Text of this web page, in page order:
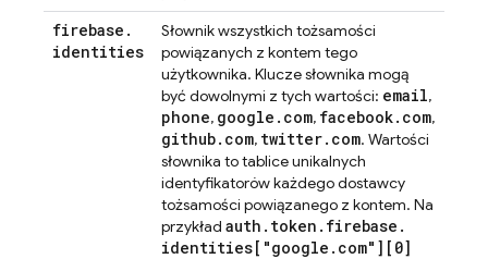
firebase .
identities
Słownik wszystkich tożsamości
powiązanych z kontem tego
użytkownika. Klucze słownika mogą
być dowolnymi z tych wartości: email,
phone, google . com, facebook. com,
github. com, twitter. com. Wartości
słownika to tablice unikalnych
identyfikatorów każdego dostawcy
tożsamości powiązanego z kontem. Na
przykład auth . token . firebase .
identities["google . com"][0]